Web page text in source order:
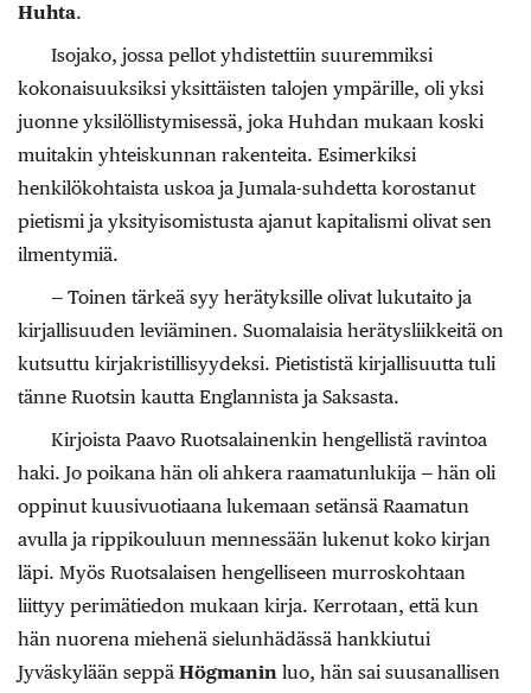
Huhta.
Isojako, jossa pellot yhdistettiin suuremmiksi
kokonaisuuksiksi yksittäisten talojen ympärille, oli yksi
juonne yksilöllistymisessä, joka Huhdan mukaan koski
muitakin yhteiskunnan rakenteita. Esimerkiksi
henkilökohtaista uskoa ja Jumala-suhdetta korostanut
pietismi ja yksityisomistusta ajanut kapitalismi olivat sen
ilmentymiä.
— Toinen tärkeä syy herätyksille olivat lukutaito ja
kirjallisuuden leviäminen. Suomalaisia herätysliikkeitä on
kutsuttu kirjakristillisyydeksi. Pietististä kirjallisuutta tuli
tänne Ruotsin kautta Englannista ja Saksasta.
Kirjoista Paavo Ruotsalainenkin hengellistä ravintoa
haki. Jo poikana hän oli ahkera raamatunlukija — hän oli
oppinut kuusivuotiaana lukemaan setänsä Raamatun
avulla ja rippikouluun mennessään lukenut koko kirjan
läpi. Myös Ruotsalaisen hengelliseen murroskohtaan
liittyy perimätiedon mukaan kirja. Kerrotaan, että kun
hän nuorena miehenä sielunhädässä hankkiutui
Jyväskylään seppä Högmanin luo, hän sai suusanallisen